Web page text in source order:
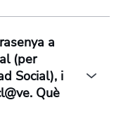
a
(per
Social), i
Què